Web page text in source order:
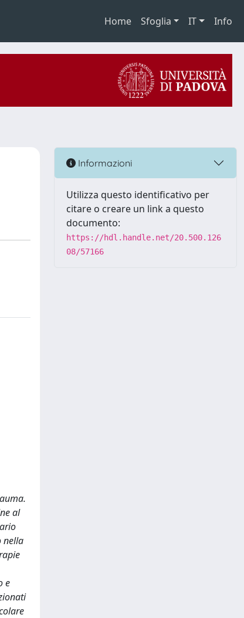
Home Sfoglia IT Info
al
nella
e
Informazioni
Utilizza questo identificativo per
citare o creare un link a questo
documento:
https://hdl.handle.net/20.500.126
08/57166